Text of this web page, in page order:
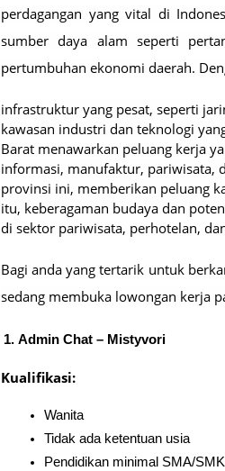
perdagangan yang vital di
sumber daya alam seperti
pertumbuhan ekonomi daerah.
infrastruktur yang pesat, seperti
kawasan industri dan teknologi
Barat menawarkan peluang kerja
informasi, manufaktur, pariwisata,
provinsi ini, memberikan peluang
itu, keberagaman budaya dan
di sektor pariwisata, perhotelan,
Bagi anda yang tertarik untuk
sedang membuka lowongan kerja
Admin Chat – Mistyvori
Kualifikasi:
Wanita
Tidak ada ketentuan usia
Pendidikan minimal SMA/SMK